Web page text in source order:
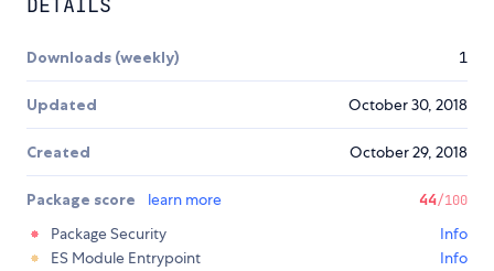
DETAILS
Downloads (weekly) 1
Updated October 30, 2018
Created October 29, 2018
Package score learn more 44/100
Package Security
Info
ES Module Entrypoint
Info